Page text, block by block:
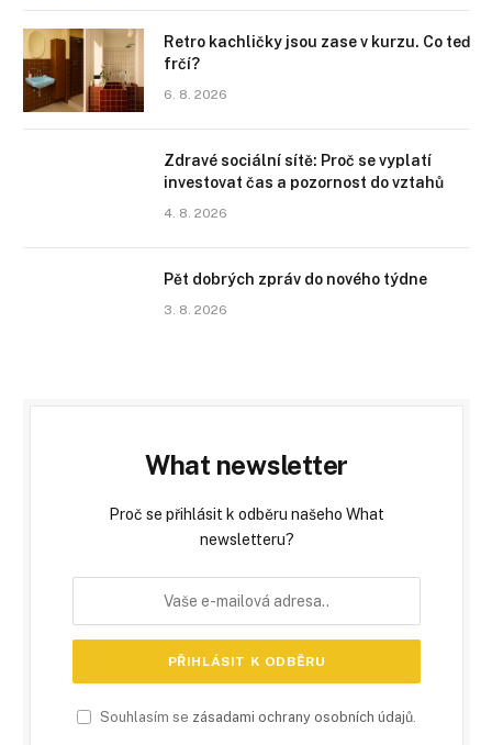
Retro kachličky jsou zase v kurzu. Co teď
frčí?
6. 8. 2026
Zdravé sociální sítě: Proč se vyplatí
investovat čas a pozornost do vztahů
4. 8. 2026
Pět dobrých zpráv do nového týdne
3. 8. 2026
What newsletter
Proč se přihlásit k odběru našeho What
newsletteru?
Souhlasím se zásadami ochrany osobních údajů.